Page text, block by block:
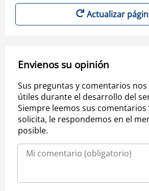
Actualizar
Envienos su opinión
Sus preguntas y comentarios
útiles durante el desarrollo del
Siempre leemos sus comentarios
solicita, le respondemos en el
posible.